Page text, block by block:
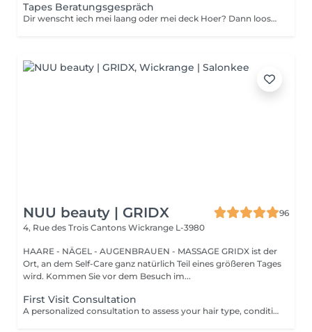
Tapes Beratungsgespräch
Dir wenscht iech mei laang oder mei deck Hoer? Dann loost iech proffesionnel beroden.
NUU beauty | GRIDX
96
4, Rue des Trois Cantons Wickrange L-3980
HAARE - NÄGEL - AUGENBRAUEN - MASSAGE GRIDX ist der
Ort, an dem Self-Care ganz natürlich Teil eines größeren Tages
wird. Kommen Sie vor dem Besuch im...
First Visit Consultation
A personalized consultation to assess your hair type, condition, and goals helping us recommend the perfect treatments, color, or cut to suit your style and lifestyle.